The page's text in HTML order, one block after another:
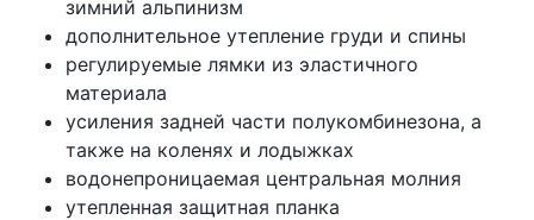
зимний альпинизм
дополнительное утепление груди и спины
регулируемые лямки из эластичного
материала
усиления задней части полукомбинезона, а
также на коленях и лодыжках
водонепроницаемая центральная молния
утепленная защитная планка